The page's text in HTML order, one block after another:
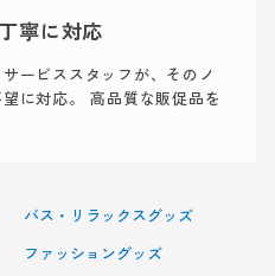
寧に対応
ービススタッフが、そのノ
に対応。 高品質な販促品を
バス・リラックスグッズ
ファッショングッズ